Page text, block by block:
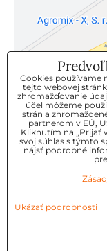
KLIENTSKÝ
GDPR
KONTAKT
OBCHODNE-
REKLAMAČNÉ
Cookies používame
tejto webovej
zhromažďovanie
účel môžeme
strán a
partnerom v EÚ,
Kliknutím na „Prijať
svoj súhlas s týmto
nájsť podrobné
Ukázať podrobnosti